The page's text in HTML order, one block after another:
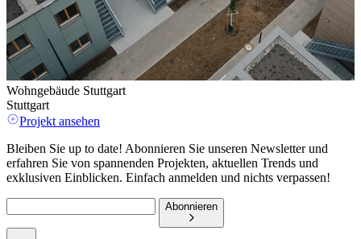
Wohngebäude Stuttgart
Stuttgart
Projekt ansehen
Bleiben Sie up to date! Abonnieren Sie unseren Newsletter und
erfahren Sie von spannenden Projekten, aktuellen Trends und
exklusiven Einblicken. Einfach anmelden und nichts verpassen!
Abonnieren